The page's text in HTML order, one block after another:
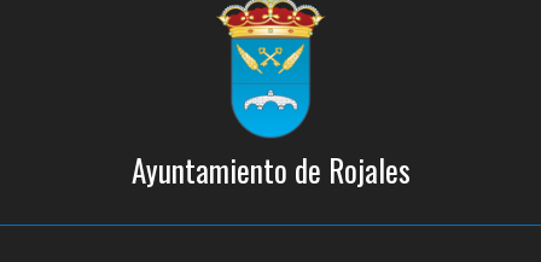
Ayuntamiento de Rojales